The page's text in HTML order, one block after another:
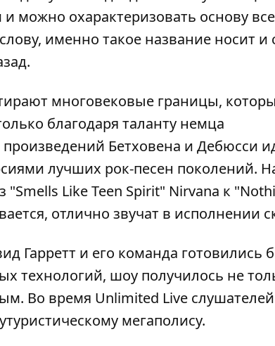
можно охарактеризовать основу
именно такое название носит и
многовековые границы,
благодаря таланту немца
Бетховена и Дебюсси
лучших рок-песен поколений.
"Smells Like Teen Spirit" Nirvana к
отлично звучат в исполнении
Гарретт и его команда готовились
технологий, шоу получилось не
Во время Unlimited Live
мегаполису.